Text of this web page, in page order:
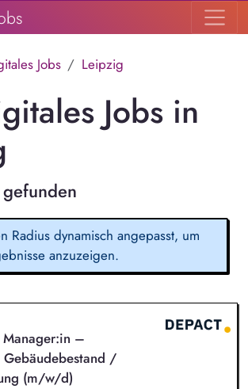
Jobs Leipzig
Jobs in
Radius dynamisch angepasst, um
anzuzeigen.
–
Gebäudebestand /
(m/w/d)